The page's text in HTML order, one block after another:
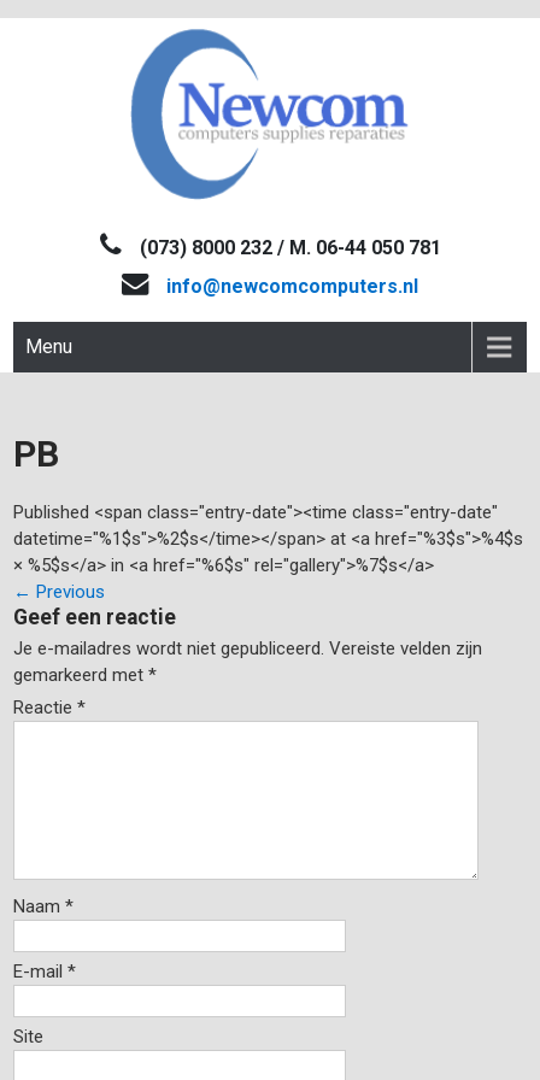
NEWCOM(073) 8000 232 / M. 06-44 050 781
info@newcomcomputers.nl
Menu
PB
Published <span class="entry-date"><time class="entry-date"
datetime="%1$s">%2$s</time></span> at <a href="%3$s">%4$s
× %5$s</a> in <a href="%6$s" rel="gallery">%7$s</a>
← Previous
Geef een reactie
Je e-mailadres wordt niet gepubliceerd. Vereiste velden zijn
gemarkeerd met*
Reactie*
Naam*
E-mail*
Site